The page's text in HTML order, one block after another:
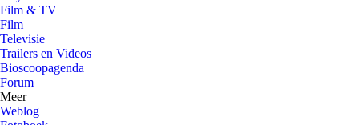
Film & TV
Film
Televisie
Trailers en Videos
Bioscoopagenda
Forum
Meer
Weblog